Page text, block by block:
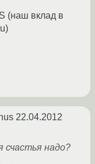
(наш вклад в
22.04.2012
надо?